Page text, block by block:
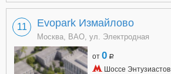
11 Evopark Измайлово
Москва, ВАО, ул. Электродная
от 0 a
Шоссе Энтузиастов